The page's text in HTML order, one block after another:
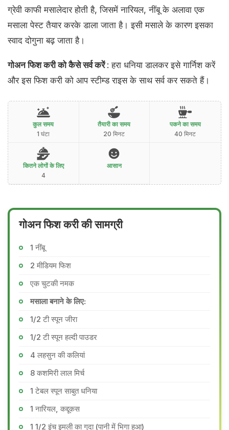
ग्रेवी काफी मसालेदार होती है, जिसमें नारियल, नींबू के अलावा एक
मसाला पेस्ट तैयार करके डाला जाता है। इसी मसाले के कारण इसका
स्वाद दोगुना बढ़ जाता है।
गोअन फिश करी को कैसे सर्व करें: हरा धनिया डालकर इसे गार्निश करें
और इस फिश करी को आप स्टीम्ड राइस के साथ सर्व कर सकते हैं।
कुल समय
1 घंटा
तैयारी का समय
20 मिनट
पकने का समय
40 मिनट
कितने लोगों के लिए
4
आसान
गोअन फिश करी की सामग्री
1 नींबू
2 मीडियम फिश
एक चुटकी नमक
मसाला बनाने के लिए:
1/2 टी स्पून जीरा
1/2 टी स्पून हल्दी पाउडर
4 लहसुन की कलियां
8 कशमिरी लाल मिर्च
1 टेबल स्पून साबुत धनिया
1 नारियल, कद्दूकस
1 1/2 इंच इमली का गुदा (पानी में ​भिगा हुआ)